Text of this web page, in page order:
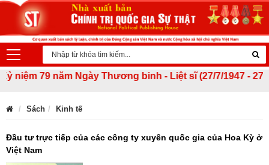
79 năm Ngày Thương binh - Liệt sĩ (27/7/1947 - 27/7/
Sách Kinh tế
Đầu tư trực tiếp của các công ty xuyên quốc gia của Hoa Kỳ ở
Việt Nam